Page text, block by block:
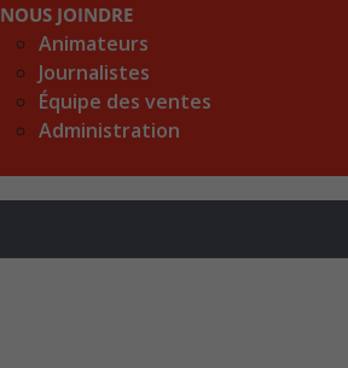
NOUS JOINDRE
Animateurs
Journalistes
Équipe des ventes
Administration